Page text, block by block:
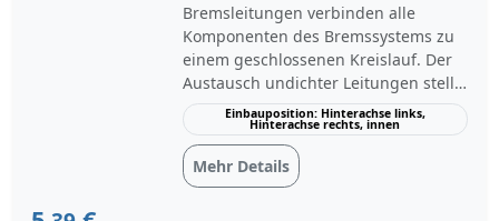
Bremsleitungen verbinden alle
Komponenten des Bremssystems zu
einem geschlossenen Kreislauf. Der
Austausch undichter Leitungen stellt
die volle Bremsleistung ohne
Druckverlust sicher.Der
Bremsschlauch FEBI BILSTEIN 174935
hat eine Länge von 182 mm, eine
Einbauposition: Hinterachse links,
Hinterachse rechts, innen
Mehr Details